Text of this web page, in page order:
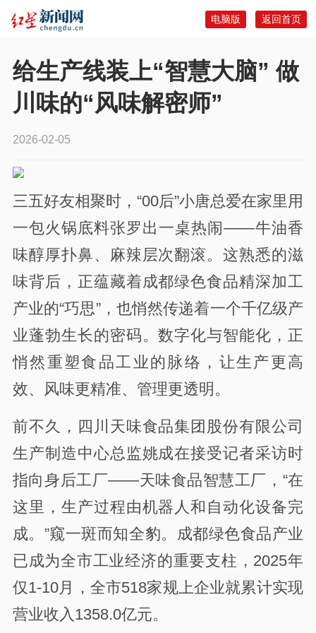
返回首页
电脑版
给生产线装上“智慧大脑” 做
川味的“风味解密师”
2026-02-05
三五好友相聚时，“00后”小唐总爱在家里用
一包火锅底料张罗出一桌热闹——牛油香
味醇厚扑鼻、麻辣层次翻滚。这熟悉的滋
味背后，正蕴藏着成都绿色食品精深加工
产业的“巧思”，也悄然传递着一个千亿级产
业蓬勃生长的密码。数字化与智能化，正
悄然重塑食品工业的脉络，让生产更高
效、风味更精准、管理更透明。
前不久，四川天味食品集团股份有限公司
生产制造中心总监姚成在接受记者采访时
指向身后工厂——天味食品智慧工厂，“在
这里，生产过程由机器人和自动化设备完
成。”窥一斑而知全豹。成都绿色食品产业
已成为全市工业经济的重要支柱，2025年
仅1-10月，全市518家规上企业就累计实现
营业收入1358.0亿元。